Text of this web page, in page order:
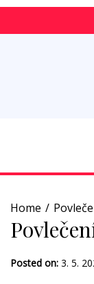
Skip
Home
Posted on: 3. 5.